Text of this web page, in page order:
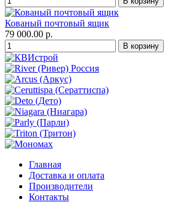
Кованый почтовый ящик
79 000.00 р.
Главная
Доставка и оплата
Производители
Контакты